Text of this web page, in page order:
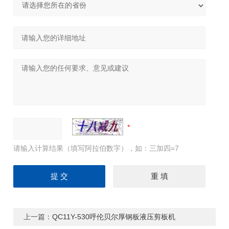
请输入计算结果（填写阿拉伯数字），如：三加四=7
上一篇：QC11Y-530呼伦贝尔厚钢板液压剪板机